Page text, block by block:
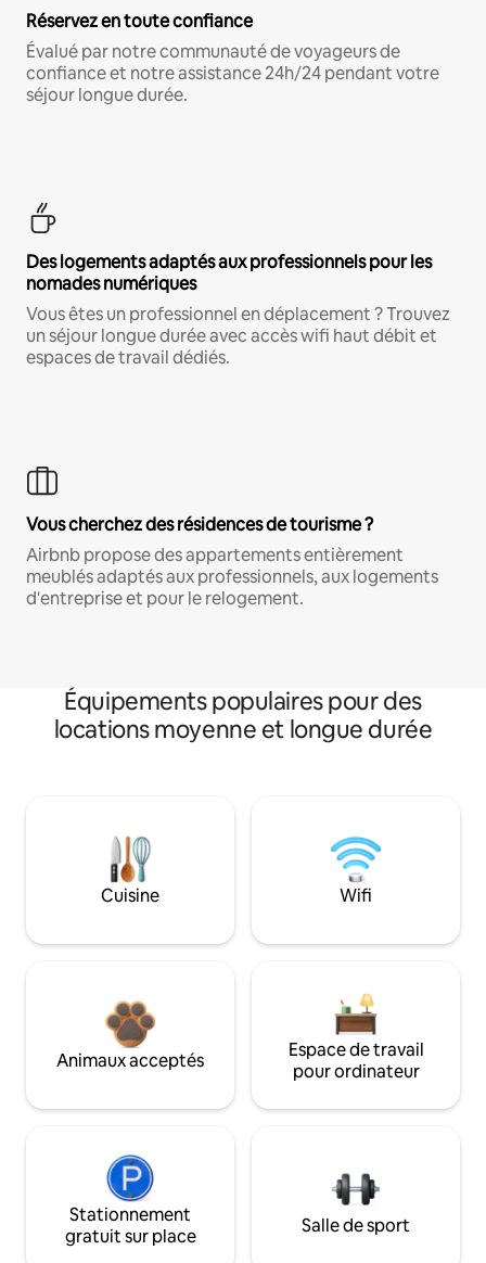
Réservez en toute confiance
Évalué par notre communauté de voyageurs de
confiance et notre assistance 24h/24 pendant votre
séjour longue durée.
Des logements adaptés aux professionnels pour les
nomades numériques
Vous êtes un professionnel en déplacement ? Trouvez
un séjour longue durée avec accès wifi haut débit et
espaces de travail dédiés.
Vous cherchez des résidences de tourisme ?
Airbnb propose des appartements entièrement
meublés adaptés aux professionnels, aux logements
d'entreprise et pour le relogement.
Équipements populaires pour des
locations moyenne et longue durée
Cuisine Wifi
Animaux acceptés
Espace de travail
pour ordinateur
Stationnement
gratuit sur place
Salle de sport